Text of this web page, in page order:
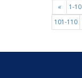
« 1-10
101-110